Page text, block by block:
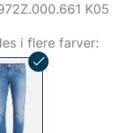
K05
i flere farver: